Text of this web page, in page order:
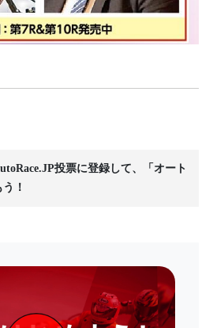
投票に登録して、「オート
！